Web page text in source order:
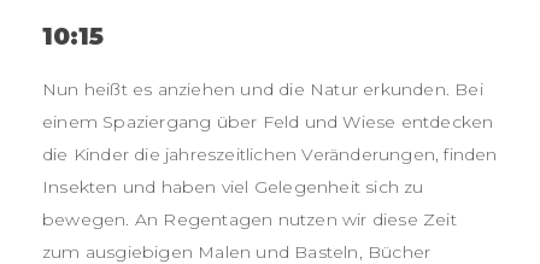
10:15
Nun heißt es anziehen und die Natur erkunden. Bei
einem Spaziergang über Feld und Wiese entdecken
die Kinder die jahreszeitlichen Veränderungen, finden
Insekten und haben viel Gelegenheit sich zu
bewegen. An Regentagen nutzen wir diese Zeit
zum ausgiebigen Malen und Basteln, Bücher